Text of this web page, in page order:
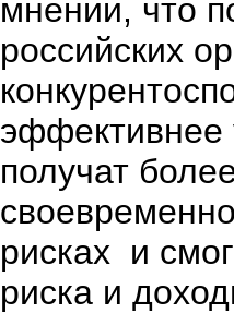
мнении, что
российских
эффективнее
получат
рисках и
риска и